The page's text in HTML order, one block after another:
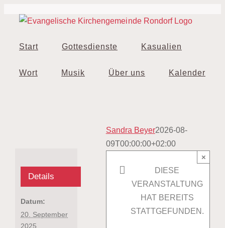
Inhalt
Start
Gottesdienste Kasualien
Wort Musik Über uns Kalender
Sandra Beyer2026-08-
09T00:00:00+02:00
DIESE
VERANSTALTUNG
HAT BEREITS
STATTGEFUNDEN.
×
Details
Datum:
20. September
2025